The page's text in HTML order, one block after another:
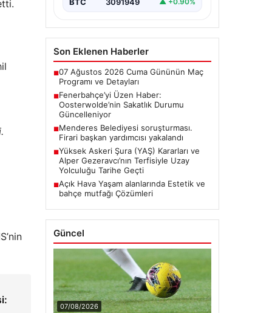
Son Eklenen Haberler
■07 Ağustos 2026 Cuma Gününün Maç
Programı ve Detayları
■Fenerbahçe’yi Üzen Haber:
Oosterwolde’nin Sakatlık Durumu
Güncelleniyor
■Menderes Belediyesi soruşturması.
Firari başkan yardımcısı yakalandı
■Yüksek Askeri Şura (YAŞ) Kararları ve
Alper Gezeravcı’nın Terfisiyle Uzay
Yolculuğu Tarihe Geçti
■Açık Hava Yaşam alanlarında Estetik ve
bahçe mutfağı Çözümleri
Güncel
07/08/2026